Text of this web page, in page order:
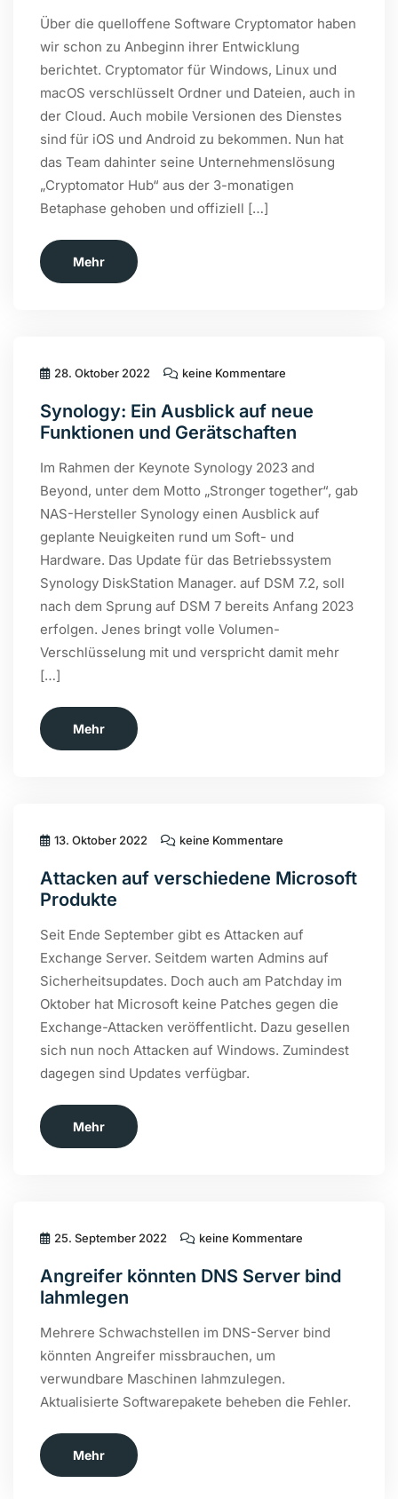
Über die quelloffene Software Cryptomator haben
wir schon zu Anbeginn ihrer Entwicklung
berichtet. Cryptomator für Windows, Linux und
macOS verschlüsselt Ordner und Dateien, auch in
der Cloud. Auch mobile Versionen des Dienstes
sind für iOS und Android zu bekommen. Nun hat
das Team dahinter seine Unternehmenslösung
„Cryptomator Hub“ aus der 3-monatigen
Betaphase gehoben und offiziell […]
Mehr
28. Oktober 2022 keine Kommentare
Synology: Ein Ausblick auf neue
Funktionen und Gerätschaften
Im Rahmen der Keynote Synology 2023 and
Beyond, unter dem Motto „Stronger together“, gab
NAS-Hersteller Synology einen Ausblick auf
geplante Neuigkeiten rund um Soft- und
Hardware. Das Update für das Betriebssystem
Synology DiskStation Manager. auf DSM 7.2, soll
nach dem Sprung auf DSM 7 bereits Anfang 2023
erfolgen. Jenes bringt volle Volumen-
Verschlüsselung mit und verspricht damit mehr
[…]
Mehr
13. Oktober 2022 keine Kommentare
Attacken auf verschiedene Microsoft
Produkte
Seit Ende September gibt es Attacken auf
Exchange Server. Seitdem warten Admins auf
Sicherheitsupdates. Doch auch am Patchday im
Oktober hat Microsoft keine Patches gegen die
Exchange-Attacken veröffentlicht. Dazu gesellen
sich nun noch Attacken auf Windows. Zumindest
dagegen sind Updates verfügbar.
Mehr
25. September 2022 keine Kommentare
Angreifer könnten DNS Server bind
lahmlegen
Mehrere Schwachstellen im DNS-Server bind
könnten Angreifer missbrauchen, um
verwundbare Maschinen lahmzulegen.
Aktualisierte Softwarepakete beheben die Fehler.
Mehr